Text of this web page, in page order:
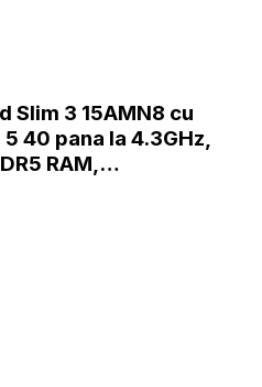
Slim 3 15AMN8 cu
40 pana la 4.3GHz,
RAM,…